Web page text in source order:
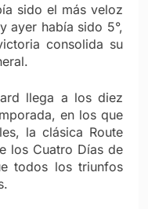
sido el más veloz
ayer había sido 5°,
consolida su
llega a los diez
en los que
la clásica Route
los Cuatro Días de
todos los triunfos